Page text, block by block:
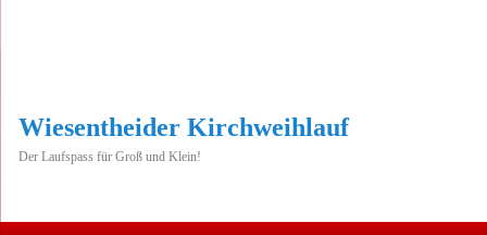
Wiesentheider Kirchweihlauf
Der Laufspass für Groß und Klein!